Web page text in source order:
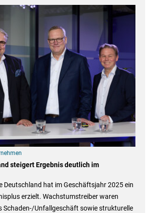
steigert Ergebnis deutlich im
Deutschland hat im Geschäftsjahr 2025 ein
erzielt. Wachstumstreiber waren
Schaden-/Unfallgeschäft sowie strukturelle